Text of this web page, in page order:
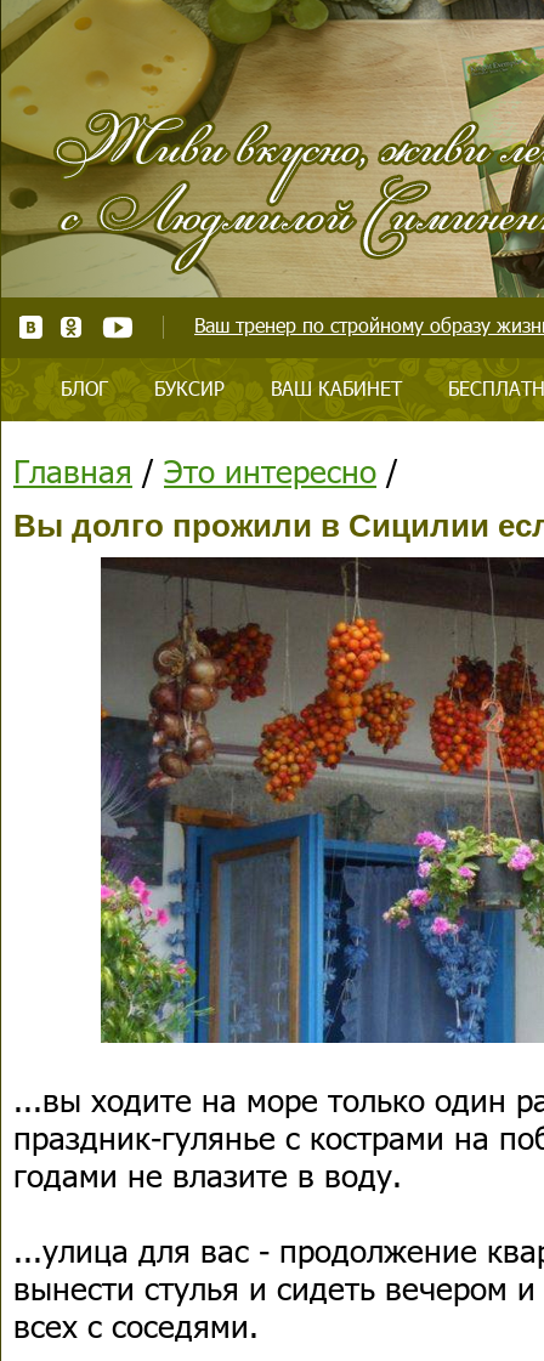
Ваш тренер по стройному образу
БЛОГ БУКСИР ВАШ КАБИНЕТ
Главная / Это интересно /
Вы долго прожили в Сицилии
...вы ходите на море только один
праздник-гулянье с кострами на
годами не влазите в воду.
...улица для вас - продолжение
вынести стулья и сидеть вечером
всех с соседями.